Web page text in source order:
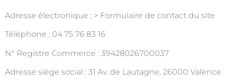
Adresse électronique : > Formulaire de contact du site
Téléphone : 04 75 76 83 16
N° Registre Commerce : 39428026700037
Adresse siège social : 31 Av. de Lautagne, 26000 Valence